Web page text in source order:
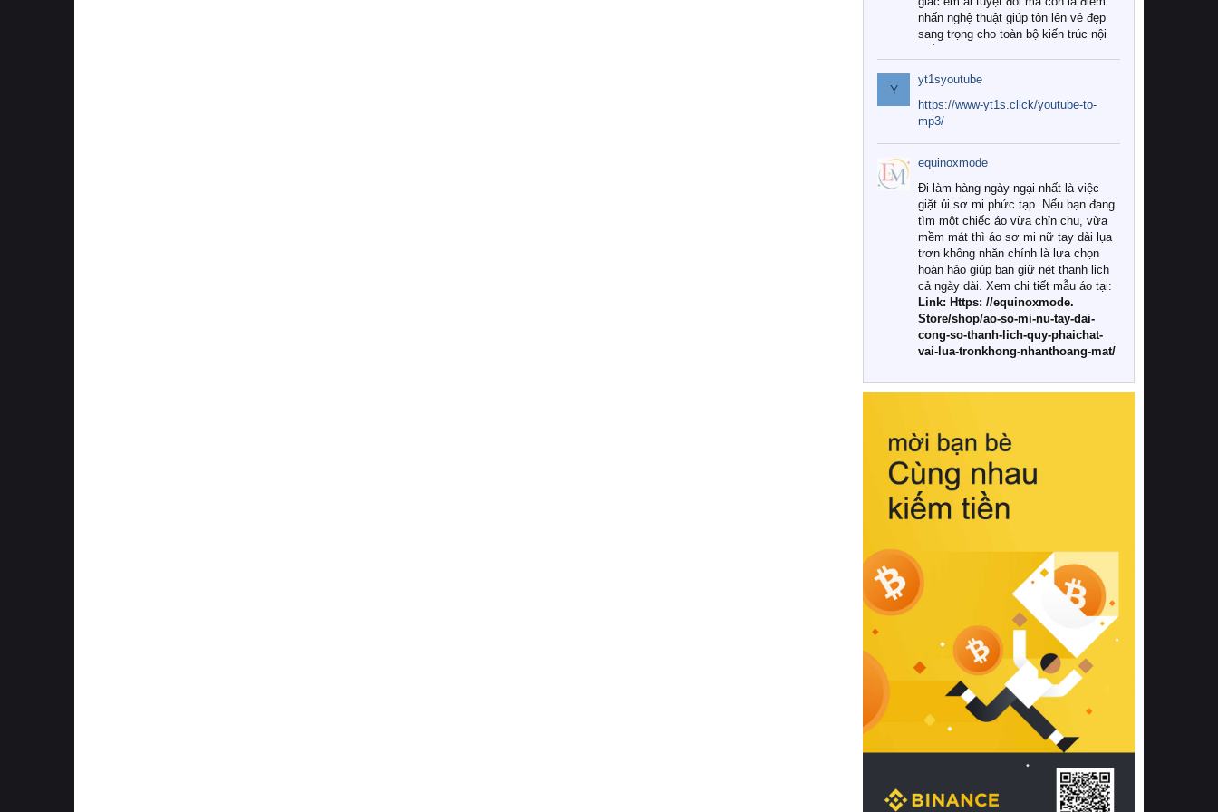
nhấn nghệ thuật giúp tôn lên vẻ đẹp
sang trọng cho toàn bộ kiến trúc nội
Tuy nhiên, giữa thị trường đa dạng
với vô vàn thương hiệu và mẫu mã
như hiện nay, làm thế nào để chọn
được những bộ chăn ga gối đệm cao
cấp thực sự chất lượng, phù hợp với
khí hậu và nhu cầu sử dụng của gia
đình? Hãy cùng chúng tôi đi tìm lời
giải đáp chi tiết qua bài viết dưới đây.
1. Tại sao các gia đình hiện đại lại ưa
chuộng chăn ga gối đệm cao cấp?
Khác với các dòng sản phẩm thông
thường, những bộ chăn ga gối đệm
cao cấp trải qua quy trình sản xuất
nghiêm ngặt từ khâu chọn lọc nguyên
liệu tự nhiên đến công nghệ dệt
nhuộm hiện đại không chứa hóa chất
này, bạn sẽ cảm nhận rõ rệt sự khác
hồi chuẩn xác của phần đệm nâng đỡ
cột sống.
Bên cạnh đó, việc lựa chọn các dòng
sản phẩm đạt chuẩn chất lượng quốc
tế còn giúp ngăn ngừa tình trạng kích
khuẩn và nấm mốc trong điều kiện
thời tiết nóng ẩm. Bạn có thể tìm hiểu
thêm các nghiên cứu khoa học về tác
động của giấc ngủ và môi trường
phòng ngủ đối với sức khỏe con
người tại Sleep Foundation (External
Link) để có cái nhìn toàn diện hơn.
2. Các tiêu chí vàng khi lựa chọn
chăn ga gối đệm cao cấp cho phòng
ngủ
Để sở hữu một bộ chăn ga gối đệm
cao cấp hoàn hảo cả về thẩm mỹ lẫn
công năng, người tiêu dùng cần cân
nhắc kỹ lưỡng các tiêu chí quan trọng
Y
yt1syoutube
https://www-yt1s.click/youtube-to-
mp3/
equinoxmode
Đi làm hàng ngày ngại nhất là việc
giặt ủi sơ mi phức tạp. Nếu bạn đang
tìm một chiếc áo vừa chỉn chu, vừa
mềm mát thì áo sơ mi nữ tay dài lụa
trơn không nhăn chính là lựa chọn
hoàn hảo giúp bạn giữ nét thanh lịch
cả ngày dài. Xem chi tiết mẫu áo tại:
Link: Https: //equinoxmode.
Store/shop/ao-so-mi-nu-tay-dai-
cong-so-thanh-lich-quy-phaichat-
vai-lua-tronkhong-nhanthoang-mat/